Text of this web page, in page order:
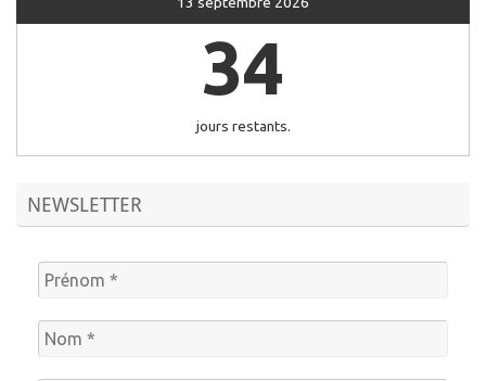
34
jours restants.
NEWSLETTER